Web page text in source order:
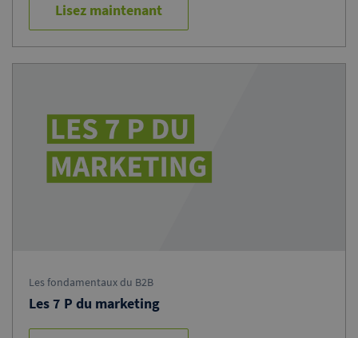
Lisez maintenant
Les fondamentaux du B2B
Les 7 P du marketing